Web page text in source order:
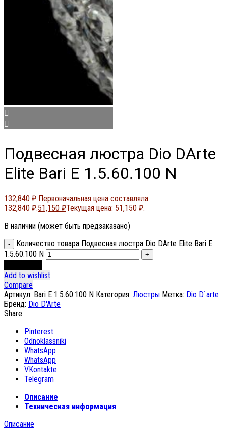
Подвесная люстра Dio DArte
Elite Bari E 1.5.60.100 N
132,840₽ Первоначальная цена составляла
132,840 ₽.51,150 ₽Текущая цена: 51,150 ₽.
В наличии (может быть предзаказано)
Количество товара Подвесная люстра Dio DArte Elite Bari E
1.5.60.100 N
Add to wishlist
Compare
Артикул: Bari E 1.5.60.100 N Категория: Люстры Метка: Dio D`arte
Бренд: Dio D'Arte
Share
Pinterest
Odnoklassniki
WhatsApp
WhatsApp
VKontakte
Telegram
Описание
Техническая информация
Описание